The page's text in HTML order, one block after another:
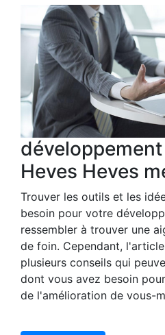
Heves Heves
Trouver les outils et les
besoin pour votre
ressembler à trouver une
de foin. Cependant,
plusieurs conseils qui
dont vous avez besoin
de l'amélioration de vous-